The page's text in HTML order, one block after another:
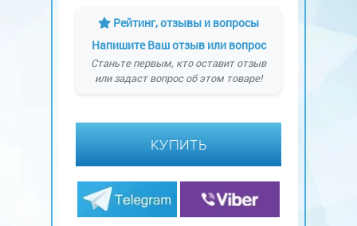
Рейтинг, отзывы и вопросы
Напишите Ваш отзыв или вопрос
Станьте первым, кто оставит отзыв
или задаст вопрос об этом товаре!
КУПИТЬ